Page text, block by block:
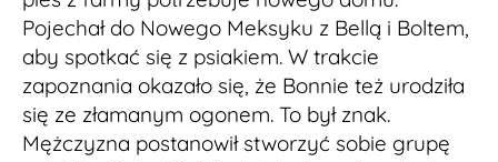
Pojechał do Nowego Meksyku z Bellą i Boltem,
aby spotkać się z psiakiem. W trakcie
zapoznania okazało się, że Bonnie też urodziła
się ze złamanym ogonem. To był znak.
Mężczyzna postanowił stworzyć sobie grupę